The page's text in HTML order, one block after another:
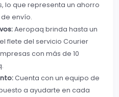
lo que representa un ahorro
envío.
Aeropaq brinda hasta un
flete del servicio Courier
con más de 10
Cuenta con un equipo de
a ayudarte en cada